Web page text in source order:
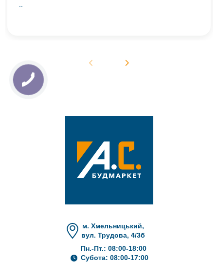
..
м. Хмельницький,
вул. Трудова, 4/3б
Пн.-Пт.: 08:00-18:00
Субота: 08:00-17:00